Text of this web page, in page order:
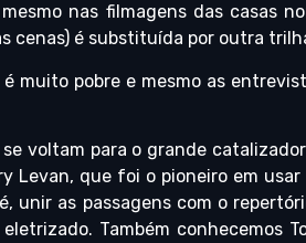
nas filmagens das casas
cenas) é substituída por outra
muito pobre e mesmo as
voltam para o grande
Levan, que foi o pioneiro em
unir as passagens com o
Também conhecemos